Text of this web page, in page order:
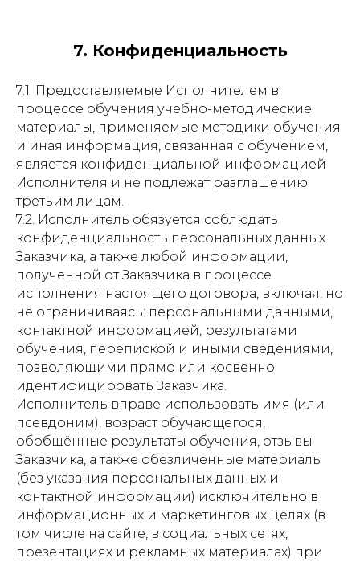
7. Конфиденциальность
7.1. Предоставляемые Исполнителем в
процессе обучения учебно-методические
материалы, применяемые методики обучения
и иная информация, связанная с обучением,
является конфиденциальной информацией
Исполнителя и не подлежат разглашению
третьим лицам.
7.2. Исполнитель обязуется соблюдать
конфиденциальность персональных данных
Заказчика, а также любой информации,
полученной от Заказчика в процессе
исполнения настоящего договора, включая, но
не ограничиваясь: персональными данными,
контактной информацией, результатами
обучения, перепиской и иными сведениями,
позволяющими прямо или косвенно
идентифицировать Заказчика.
Исполнитель вправе использовать имя (или
псевдоним), возраст обучающегося,
обобщённые результаты обучения, отзывы
Заказчика, а также обезличенные материалы
(без указания персональных данных и
контактной информации) исключительно в
информационных и маркетинговых целях (в
том числе на сайте, в социальных сетях,
презентациях и рекламных материалах) при